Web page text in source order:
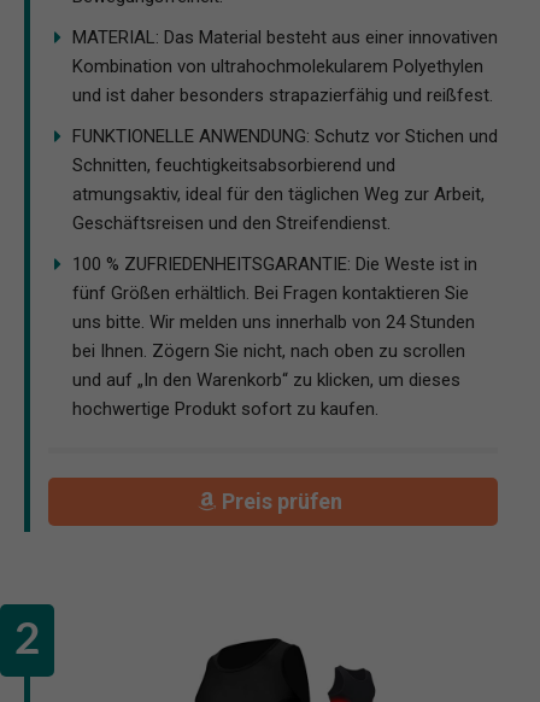
MATERIAL: Das Material besteht aus einer innovativen
Kombination von ultrahochmolekularem Polyethylen
und ist daher besonders strapazierfähig und reißfest.
FUNKTIONELLE ANWENDUNG: Schutz vor Stichen und
Schnitten, feuchtigkeitsabsorbierend und
atmungsaktiv, ideal für den täglichen Weg zur Arbeit,
Geschäftsreisen und den Streifendienst.
100 % ZUFRIEDENHEITSGARANTIE: Die Weste ist in
fünf Größen erhältlich. Bei Fragen kontaktieren Sie
uns bitte. Wir melden uns innerhalb von 24 Stunden
bei Ihnen. Zögern Sie nicht, nach oben zu scrollen
und auf „In den Warenkorb“ zu klicken, um dieses
hochwertige Produkt sofort zu kaufen.
Preis prüfen